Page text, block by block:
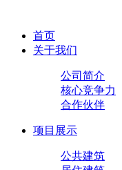
首页
关于我们
公司简介
核心竞争力
合作伙伴
项目展示
公共建筑